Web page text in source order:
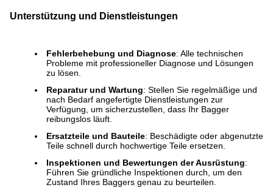
Unterstützung und Dienstleistungen
Fehlerbehebung und Diagnose: Alle technischen
Probleme mit professioneller Diagnose und Lösungen
zu lösen.
Reparatur und Wartung: Stellen Sie regelmäßige und
nach Bedarf angefertigte Dienstleistungen zur
Verfügung, um sicherzustellen, dass Ihr Bagger
reibungslos läuft.
Ersatzteile und Bauteile: Beschädigte oder abgenutzte
Teile schnell durch hochwertige Teile ersetzen.
Inspektionen und Bewertungen der Ausrüstung:
Führen Sie gründliche Inspektionen durch, um den
Zustand Ihres Baggers genau zu beurteilen.